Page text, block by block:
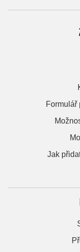
Formulář
Jak